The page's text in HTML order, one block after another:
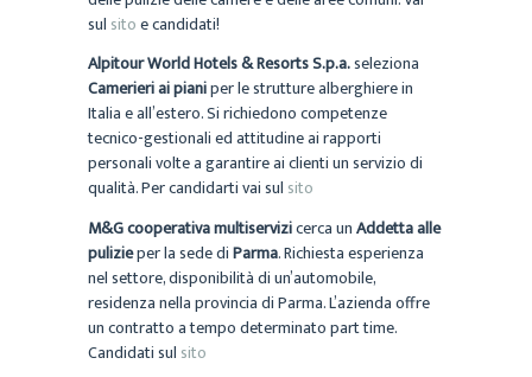
sul sitoe candidati!
Alpitour World Hotels & Resorts S.p.a.seleziona
Camerieri ai pianiper le strutture alberghiere in
Italia e all’estero. Si richiedono competenze
tecnico-gestionali ed attitudine ai rapporti
personali volte a garantire ai clienti un servizio di
qualità. Per candidarti vai sul sito
M&G cooperativa multiservizicerca unAddetta alle
pulizieper la sede diParma. Richiesta esperienza
nel settore, disponibilità di un’automobile,
residenza nella provincia di Parma. L’azienda offre
un contratto a tempo determinato part time.
Candidati sul sito